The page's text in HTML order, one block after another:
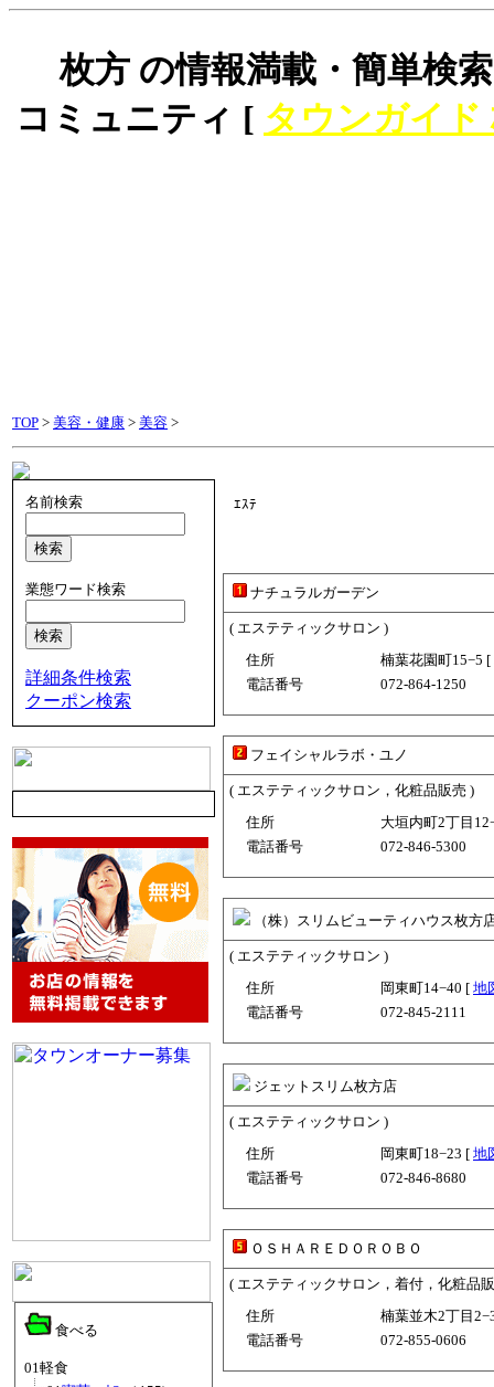
枚方 の情報満載・簡単検
コミュニティ [ タウンガイ
TOP > 美容・健康 > 美容 >
名前検索
業態ワード検索
詳細条件検索
クーポン検索
食べる
01軽食
ｴｽﾃ
ナチュラルガーデン
( エステティックサロン )
住所
楠葉花園町15−5 [
電話番号
072-864-1250
フェイシャルラボ・ユノ
( エステティックサロン，化粧品販売 )
住所
大垣内町2丁目
電話番号
072-846-5300
（株）スリムビューティハウス枚方
( エステティックサロン )
住所
岡東町14−40 [ 地
電話番号
072-845-2111
ジェットスリム枚方店
( エステティックサロン )
住所
岡東町18−23 [ 地
電話番号
072-846-8680
ＯＳＨＡＲＥＤＯＲＯＢＯ
( エステティックサロン，着付，化粧品
住所
楠葉並木2丁目
電話番号
072-855-0606